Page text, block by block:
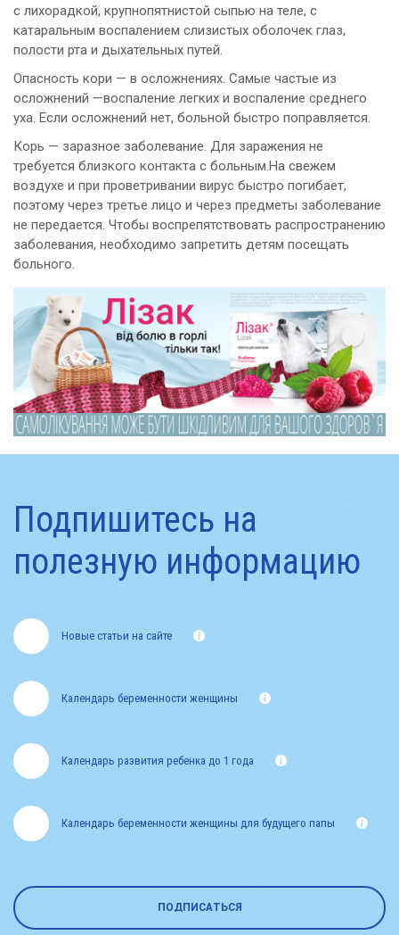
с лихорадкой, крупнопятнистой сыпью на теле, с
катаральным воспалением слизистых оболочек глаз,
полости рта и дыхательных путей.
Опасность кори — в осложнениях. Самые частые из
осложнений —воспаление легких и воспаление среднего
уха. Если осложнений нет, больной быстро поправляется.
Корь — заразное заболевание. Для заражения не
требуется близкого контакта с больным.На свежем
воздухе и при проветривании вирус быстро погибает,
поэтому через третье лицо и через предметы заболевание
не передается. Чтобы воспрепятствовать распространению
заболевания, необходимо запретить детям посещать
больного.
Подпишитесь на
полезную информацию
Новые статьи на сайте
Календарь развития ребенка до 1 года
Календарь беременности женщины
Календарь беременности женщины для будущего папы
ПОДПИСАТЬСЯ